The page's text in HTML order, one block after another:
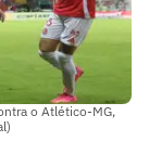
o Atlético-MG,